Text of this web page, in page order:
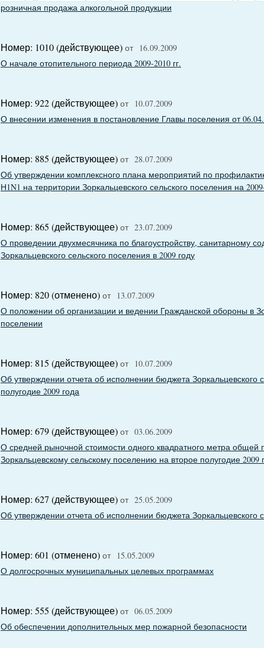
розничная продажа алкогольной продукции
Номер: 1010 (действующее) от 16.09.2009
О начале отопительного периода 2009-2010 гг.
Номер: 922 (действующее) от 10.07.2009
О внесении изменения в постановление Главы поселения от
Номер: 885 (действующее) от 28.07.2009
Об утверждении комплексного плана мероприятий по
Н1N1 на территории Зоркальцевского сельского поселения на
Номер: 865 (действующее) от 23.07.2009
О проведении двухмесячника по благоустройству, санитарному
Зоркальцевского сельского поселения в 2009 году
Номер: 820 (отменено) от 13.07.2009
О положении об организации и ведении Гражданской обороны в
поселении
Номер: 815 (действующее) от 10.07.2009
Об утверждении отчета об исполнении бюджета Зоркальцевского
полугодие 2009 года
Номер: 679 (действующее) от 03.06.2009
О средней рыночной стоимости одного квадратного метра
Зоркальцевскому сельскому поселению на второе полугодие 2009
Номер: 627 (действующее) от 25.05.2009
Об утверждении отчета об исполнении бюджета Зоркальцевского
Номер: 601 (отменено) от 15.05.2009
О долгосрочных муниципальных целевых программах
Номер: 555 (действующее) от 06.05.2009
Об обеспечении дополнительных мер пожарной безопасности